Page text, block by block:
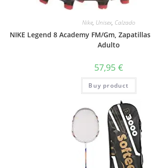
Nike, Unisex, Calzado
NIKE Legend 8 Academy FM/Gm,
Adulto
57,95 €
Buy product